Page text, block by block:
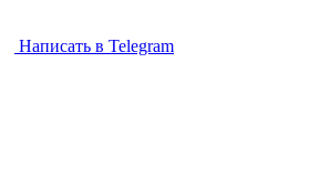
Написать в Telegram